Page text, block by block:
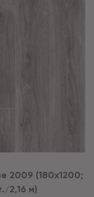
2009 (180x1200;
2,16 м)